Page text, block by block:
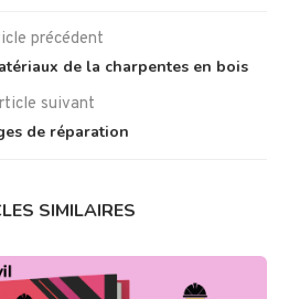
précédent
de la charpentes en bois
suivant
de réparation
SIMILAIRES